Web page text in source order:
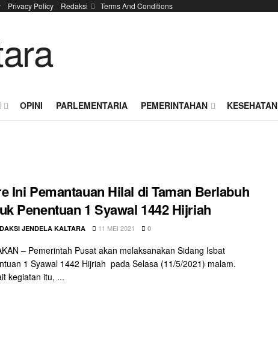
Privacy Policy Redaksi Terms And Conditions
OPINI PARLEMENTARIA PEMERINTAHAN KESEHATAN
Ini Pemantauan Hilal di Taman Berlabuh
Penentuan 1 Syawal 1442 Hijriah
JENDELA KALTARA 11 MEI 2021 0
– Pemerintah Pusat akan melaksanakan Sidang Isbat
1 Syawal 1442 Hijriah pada Selasa (11/5/2021) malam.
kegiatan itu, ...